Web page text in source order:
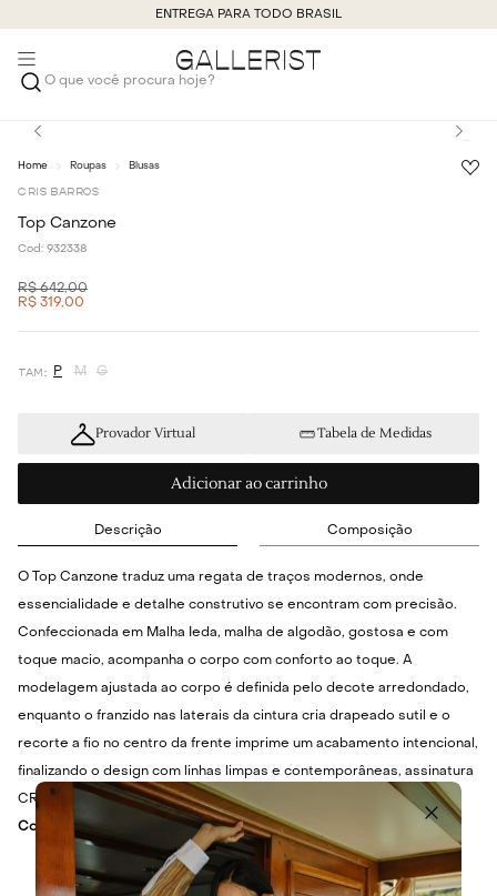
ENTREGA PARA TODO BRASIL
O que você procura hoje?
Roupas Blusas
CRIS BARROS
Top Canzone
Cod: 932338
R$ 642,00
R$ 319,00
P M G
Provador Virtual Tabela de Medidas
Adicionar ao carrinho
Descrição Composição
O Top Canzone traduz uma regata de traços modernos, onde
essencialidade e detalhe construtivo se encontram com precisão.
Confeccionada em Malha Ieda, malha de algodão, gostosa e com
toque macio, acompanha o corpo com conforto ao toque. A
modelagem ajustada ao corpo é definida pelo decote arredondado,
enquanto o franzido nas laterais da cintura cria drapeado sutil e o
recorte a fio no centro da frente imprime um acabamento intencional,
finalizando o design com linhas limpas e contemporâneas, assinatura
CRIS BARROS.
Cor: COSMOPOLITAN